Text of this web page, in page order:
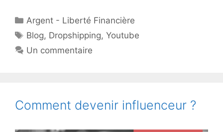
Catégories
Argent - Liberté Financière
Étiquettes
Blog, Dropshipping,Youtube
Un commentaire
Comment devenir influenceur ?